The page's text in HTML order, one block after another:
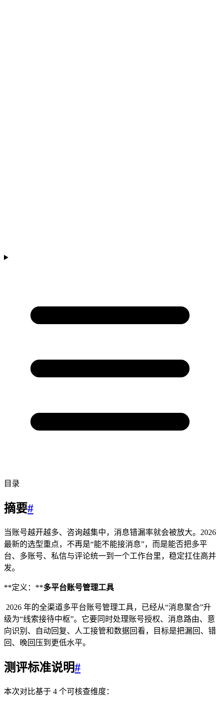
目录
摘要#
当账号越开越多、咨询越集中，消息错漏率就会被放大。2026
最新的选型重点，不再是“能不能接消息”，而是能否把多平
台、多账号、私信与评论统一到一个工作台里，稳定扛住高并
发。
**定义：**多平台账号管理工具
2026 年的全渠道多平台账号管理工具，已经从“消息聚合”升
级为“线索接待中枢”。它要同时处理账号授权、消息路由、意
向识别、自动回复、人工接管和数据回看，目标是把漏回、错
回、晚回压到更低水平。
测评标准说明#
本次对比基于 4 个可核查维度：